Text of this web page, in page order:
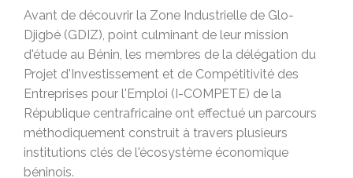
Avant de découvrir la Zone Industrielle de Glo-
Djigbé (GDIZ), point culminant de leur mission
d'étude au Bénin, les membres de la délégation du
Projet d'Investissement et de Compétitivité des
Entreprises pour l'Emploi (I-COMPETE) de la
République centrafricaine ont effectué un parcours
méthodiquement construit à travers plusieurs
institutions clés de l'écosystème économique
béninois.